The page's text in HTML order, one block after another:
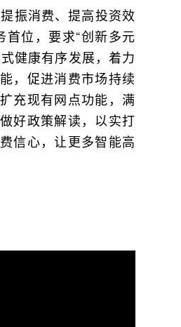
振消费、提高投资效
位，要求“创新多元
健康有序发展，着力
，促进消费市场持续
充现有网点功能，满
好政策解读，以实打
信心，让更多智能高